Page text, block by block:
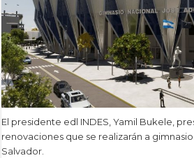
El presidente edl INDES, Yamil Bukele,
renovaciones que se realizarán a
Salvador.